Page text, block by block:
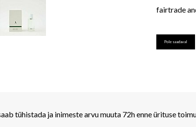
fairtrade
Pole saadaval
tühistada ja inimeste arvu muuta 72h enne ürituse